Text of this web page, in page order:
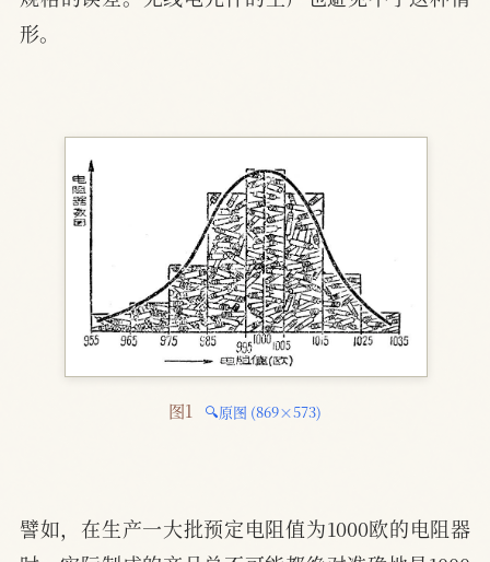
形。
图1 🔍原图 (869×573)
譬如，在生产一大批预定电阻值为1000欧的电阻器